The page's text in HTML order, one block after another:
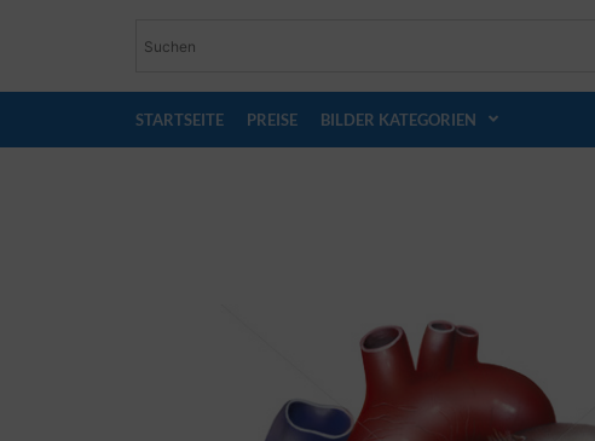
STARTSEITE PREISE BILDER KATEGORIEN